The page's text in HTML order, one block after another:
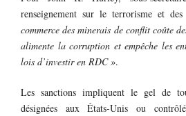
renseignement sur le terrorisme et des
commerce des minerais de conflit coûte
alimente la corruption et empêche les
lois d’investir en RDC ».
Les sanctions impliquent le gel de
désignées aux États-Unis ou